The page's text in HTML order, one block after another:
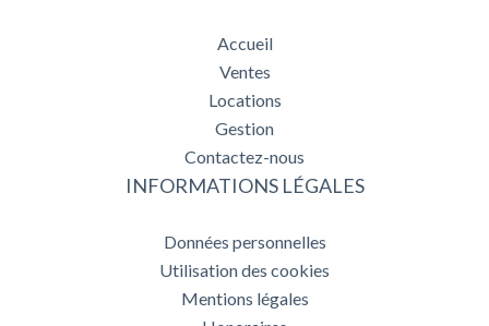
Accueil
Ventes
Locations
Gestion
Contactez-nous
INFORMATIONS LÉGALES
Données personnelles
Utilisation des cookies
Mentions légales